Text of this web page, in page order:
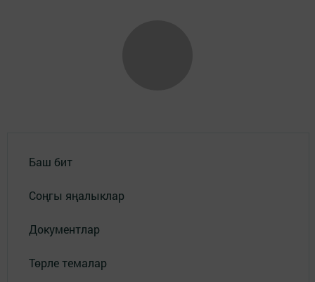
Баш бит
Соңгы яңалыклар
Документлар
Төрле темалар